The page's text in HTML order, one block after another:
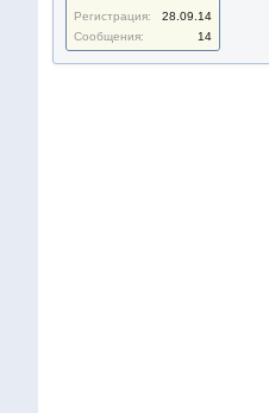
Регистрация:
28.09.14
Сообщения:
14